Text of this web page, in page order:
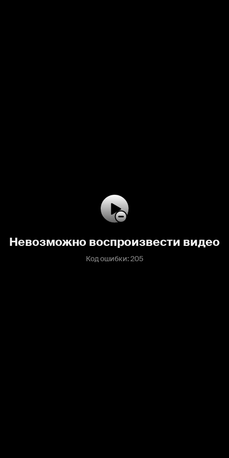
Невозможно воспроизвести видео
Код ошибки: 205